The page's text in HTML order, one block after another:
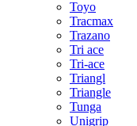
Toyo
Tracmax
Trazano
Tri ace
Tri-ace
Triangl
Triangle
Tunga
Unigrip